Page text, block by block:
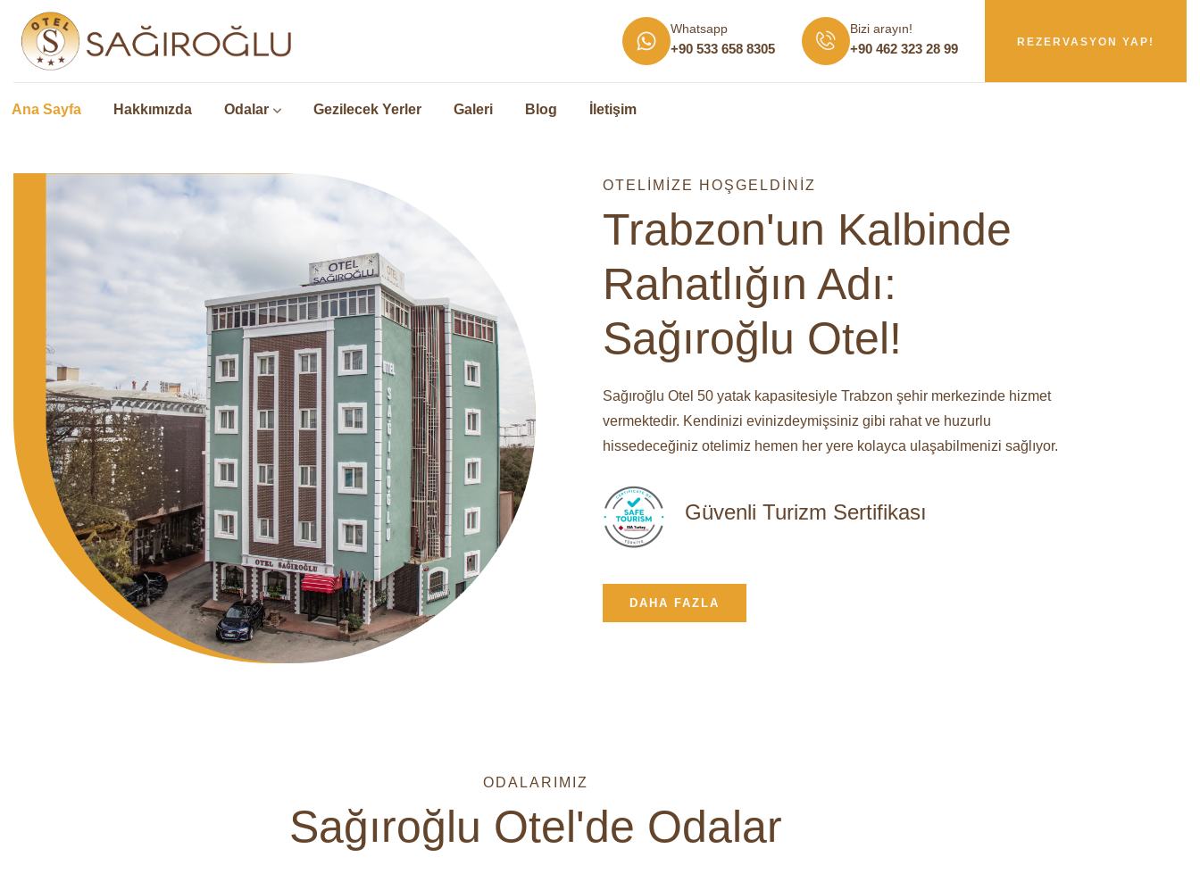
Whatsapp
+90 533 658 8305
Bizi arayın!
+90 462 323 28 99 REZERVASYON YAP!
Ana Sayfa Hakkımızda Odalar Gezilecek Yerler Galeri Blog İletişim
OTELİMİZE HOŞGELDİNİZ
Trabzon'un Kalbinde
Rahatlığın Adı:
Sağıroğlu Otel!
Sağıroğlu Otel 50 yatak kapasitesiyle Trabzon şehir merkezinde hizmet
vermektedir. Kendinizi evinizdeymişsiniz gibi rahat ve huzurlu
hissedeceğiniz otelimiz hemen her yere kolayca ulaşabilmenizi sağlıyor.
Güvenli Turizm Sertifikası
DAHA FAZLA
ODALARIMIZ
Sağıroğlu Otel'de Odalar